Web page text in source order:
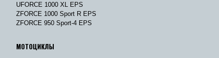
UFORCE 1000 XL EPS
ZFORCE 1000 Sport R EPS
ZFORCE 950 Sport-4 EPS
МОТОЦИКЛЫ